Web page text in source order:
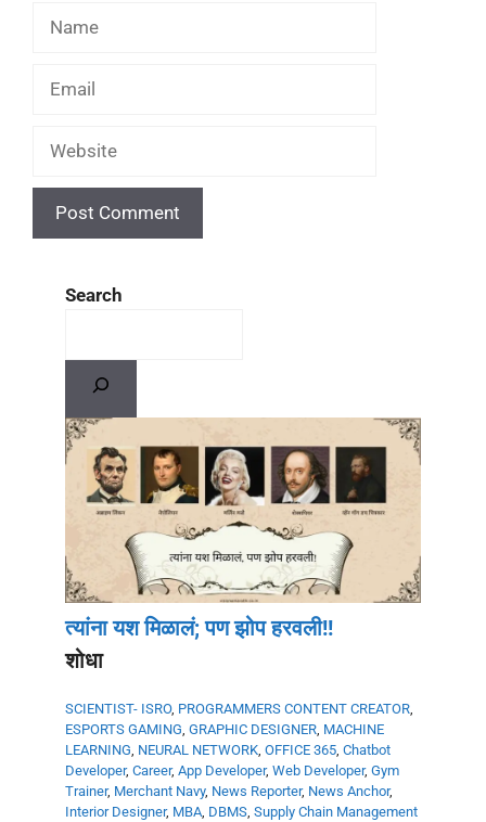
Search
त्यांना यश मिळालं; पण झोप हरवली!!
शोधा
SCIENTIST- ISRO, PROGRAMMERS CONTENT CREATOR,
ESPORTS GAMING, GRAPHIC DESIGNER, MACHINE
LEARNING, NEURAL NETWORK, OFFICE 365, Chatbot
Developer, Career, App Developer, Web Developer, Gym
Trainer, Merchant Navy, News Reporter, News Anchor,
Interior Designer, MBA, DBMS, Supply Chain Management